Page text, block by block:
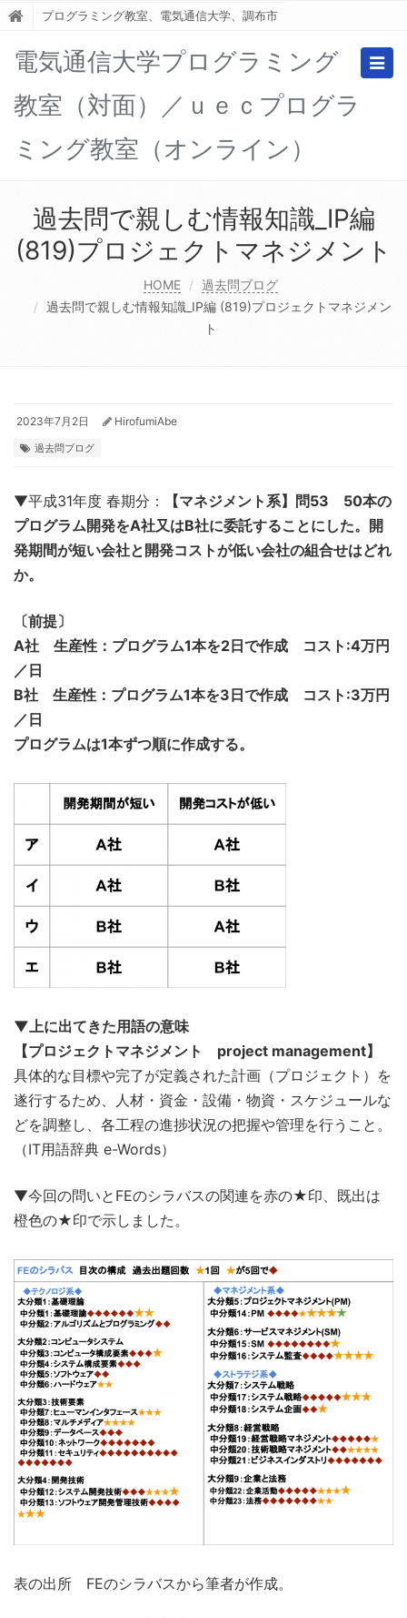
プログラミング教室、電気通信大学、調布市
電気通信大学プログラミング
教室（対面）／ｕｅｃプログラ
ミング教室（オンライン）
過去問で親しむ情報知識_IP編
(819)プロジェクトマネジメント
HOME
過去問ブログ
過去問で親しむ情報知識_IP編 (819)プロジェクトマネジメン
ト
2023年7月2日 HirofumiAbe
過去問ブログ
▼平成31年度 春期分：
【マネジメント系】問53 50本の
プログラム開発をA社又はB社に委託することにした。開
発期間が短い会社と開発コストが低い会社の組合せはどれ
か。
〔前提〕
A社 生産性：プログラム1本を2日で作成 コスト:4万円
／日
B社 生産性：プログラム1本を3日で作成 コスト:3万円
／日
プログラムは1本ずつ順に作成する。
▼上に出てきた用語の意味
【プロジェクトマネジメント project management】
具体的な目標や完了が定義された計画（プロジェクト）を
遂行するため、人材・資金・設備・物資・スケジュールな
どを調整し、各工程の進捗状況の把握や管理を行うこと。
（IT用語辞典 e-Words）
▼今回の問いとFEのシラバスの関連を赤の★印、既出は
橙色の★印で示しました。
表の出所 FEのシラバスから筆者が作成。